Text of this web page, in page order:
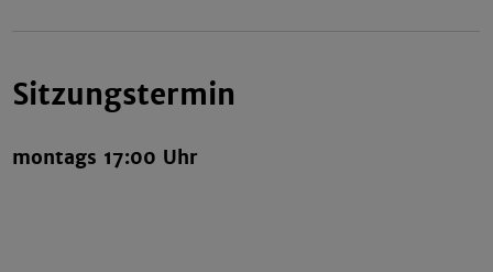
Sitzungstermin
montags 17:00 Uhr